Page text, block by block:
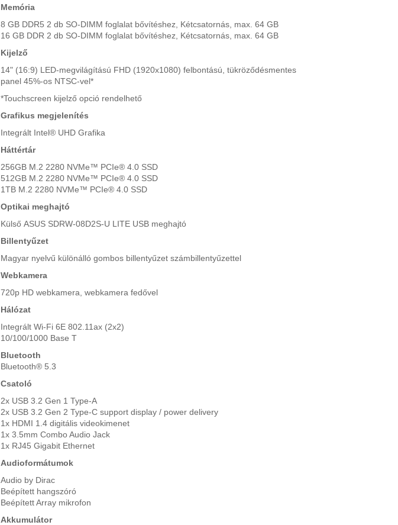
Memória
8 GB DDR5 2 db SO-DIMM foglalat bővítéshez, Kétcsatornás, max. 64 GB
16 GB DDR 2 db SO-DIMM foglalat bővítéshez, Kétcsatornás, max. 64 GB
Kijelző
14" (16:9) LED-megvilágítású FHD (1920x1080) felbontású, tükröződésmentes
panel 45%-os NTSC-vel*
*Touchscreen kijelző opció rendelhető
Grafikus megjelenítés
Integrált Intel® UHD Grafika
Háttértár
256GB M.2 2280 NVMe™ PCIe® 4.0 SSD
512GB M.2 2280 NVMe™ PCIe® 4.0 SSD
1TB M.2 2280 NVMe™ PCIe® 4.0 SSD
Optikai meghajtó
Külső ASUS SDRW-08D2S-U LITE USB meghajtó
Billentyűzet
Magyar nyelvű különálló gombos billentyűzet számbillentyűzettel
Webkamera
720p HD webkamera, webkamera fedővel
Hálózat
Integrált Wi-Fi 6E 802.11ax (2x2)
10/100/1000 Base T
Bluetooth
Bluetooth® 5.3
Csatoló
2x USB 3.2 Gen 1 Type-A
2x USB 3.2 Gen 2 Type-C support display / power delivery
1x HDMI 1.4 digitális videokimenet
1x 3.5mm Combo Audio Jack
1x RJ45 Gigabit Ethernet
Audioformátumok
Audio by Dirac
Beépített hangszóró
Beépített Array mikrofon
Akkumulátor